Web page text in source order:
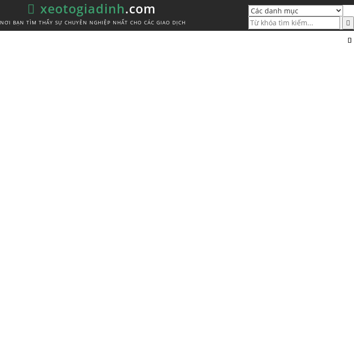
xeotogiadinh.com
NƠI BẠN TÌM THẤY SỰ CHUYÊN NGHIỆP NHẤT CHO CÁC GIAO DỊCH